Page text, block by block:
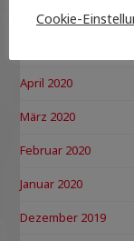
Juni 2020
April 2020
März 2020
Februar 2020
Januar 2020
Dezember 2019
Cookie-